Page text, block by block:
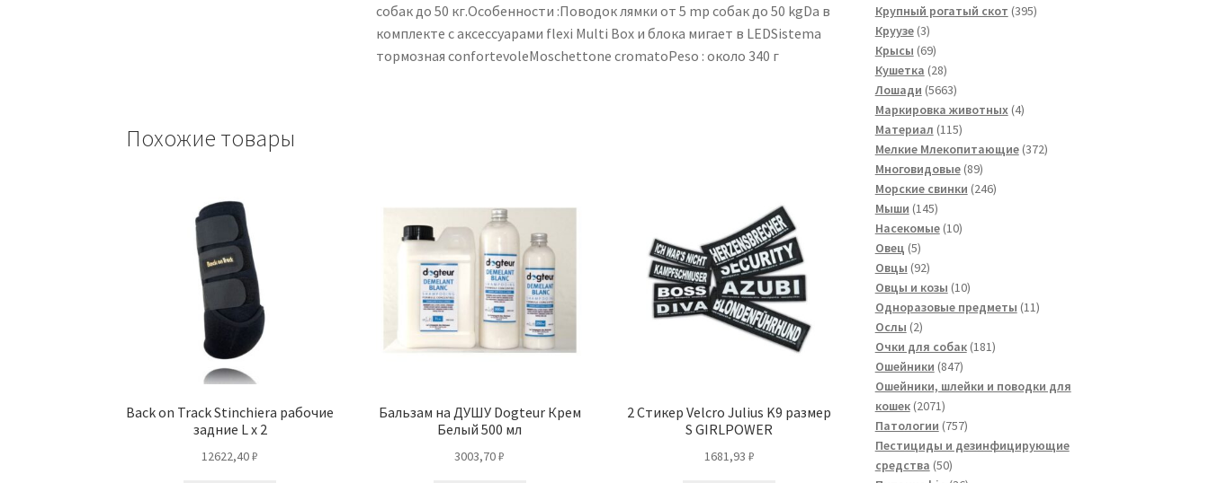
собак до 50 кг.Особенности :Поводок лямки от 5 mp собак до 50 kgDa в
комплекте с аксессуарами flexi Multi Box и блока мигает в LEDSistema
тормозная confortevoleMoschettone cromatoPeso : около 340 г
Похожие товары
Back on Track Stinchiera рабочие
задние L x 2
12622,40₽
Бальзам на ДУШУ Dogteur Крем
Белый 500 мл
3003,70₽
2 Стикер Velcro Julius K9 размер
S GIRLPOWER
1681,93 ₽
товара
Крупный рогатый скот 395395
Круузе 33
товара
Крысы 6969
товаров
Кушетка 2828
товаров
Лошади 56635663
товара
Маркировка животных 44
Материал 115115
товаров
Мелкие Млекопитающие 372372
Многовидовые 8989
товаров
Морские свинки 246246
Мыши 145145
товаров
Насекомые 1010
Овец 55
товаров
Овцы 9292
товара
Овцы и козы 1010
товаров
Одноразовые предметы 1111
Ослы 22
товара
Очки для собак 181181
Ошейники 847847
товаров
Ошейники, шлейки и поводки для
кошек 20712071
товар
Патологии 757757
товаров
Пестициды и дезинфицирующие
средства 5050